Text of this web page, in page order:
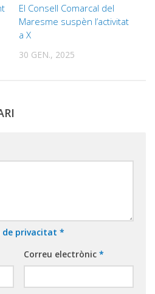
El Consell Comarcal del
Maresme suspèn l’activitat
a X
30 GEN., 2025
privacitat *
Correu electrònic *